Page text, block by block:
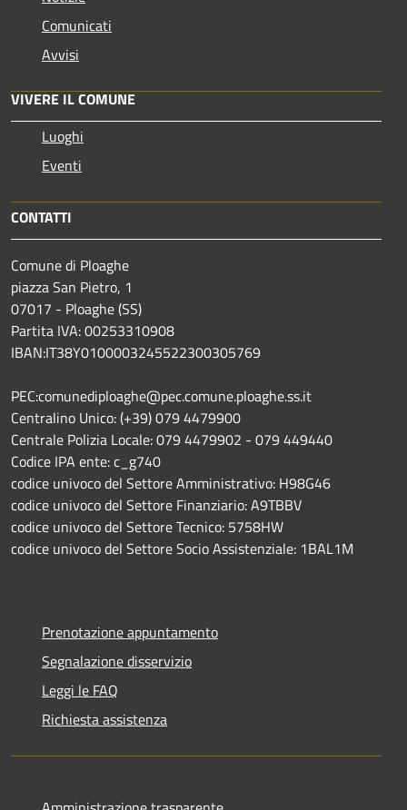
Comunicati
Avvisi
VIVERE IL COMUNE
Luoghi
Eventi
CONTATTI
Comune di Ploaghe
piazza San Pietro, 1
07017 - Ploaghe (SS)
Partita IVA: 00253310908
IBAN:IT38Y0100003245522300305769
PEC:comunediploaghe@pec.comune.ploaghe.ss.it
Centralino Unico: (+39) 079 4479900
Centrale Polizia Locale: 079 4479902 - 079 449440
Codice IPA ente: c_g740
codice univoco del Settore Amministrativo: H98G46
codice univoco del Settore Finanziario: A9TBBV
codice univoco del Settore Tecnico: 5758HW
codice univoco del Settore Socio Assistenziale: 1BAL1M
Prenotazione appuntamento
Segnalazione disservizio
Leggi le FAQ
Richiesta assistenza